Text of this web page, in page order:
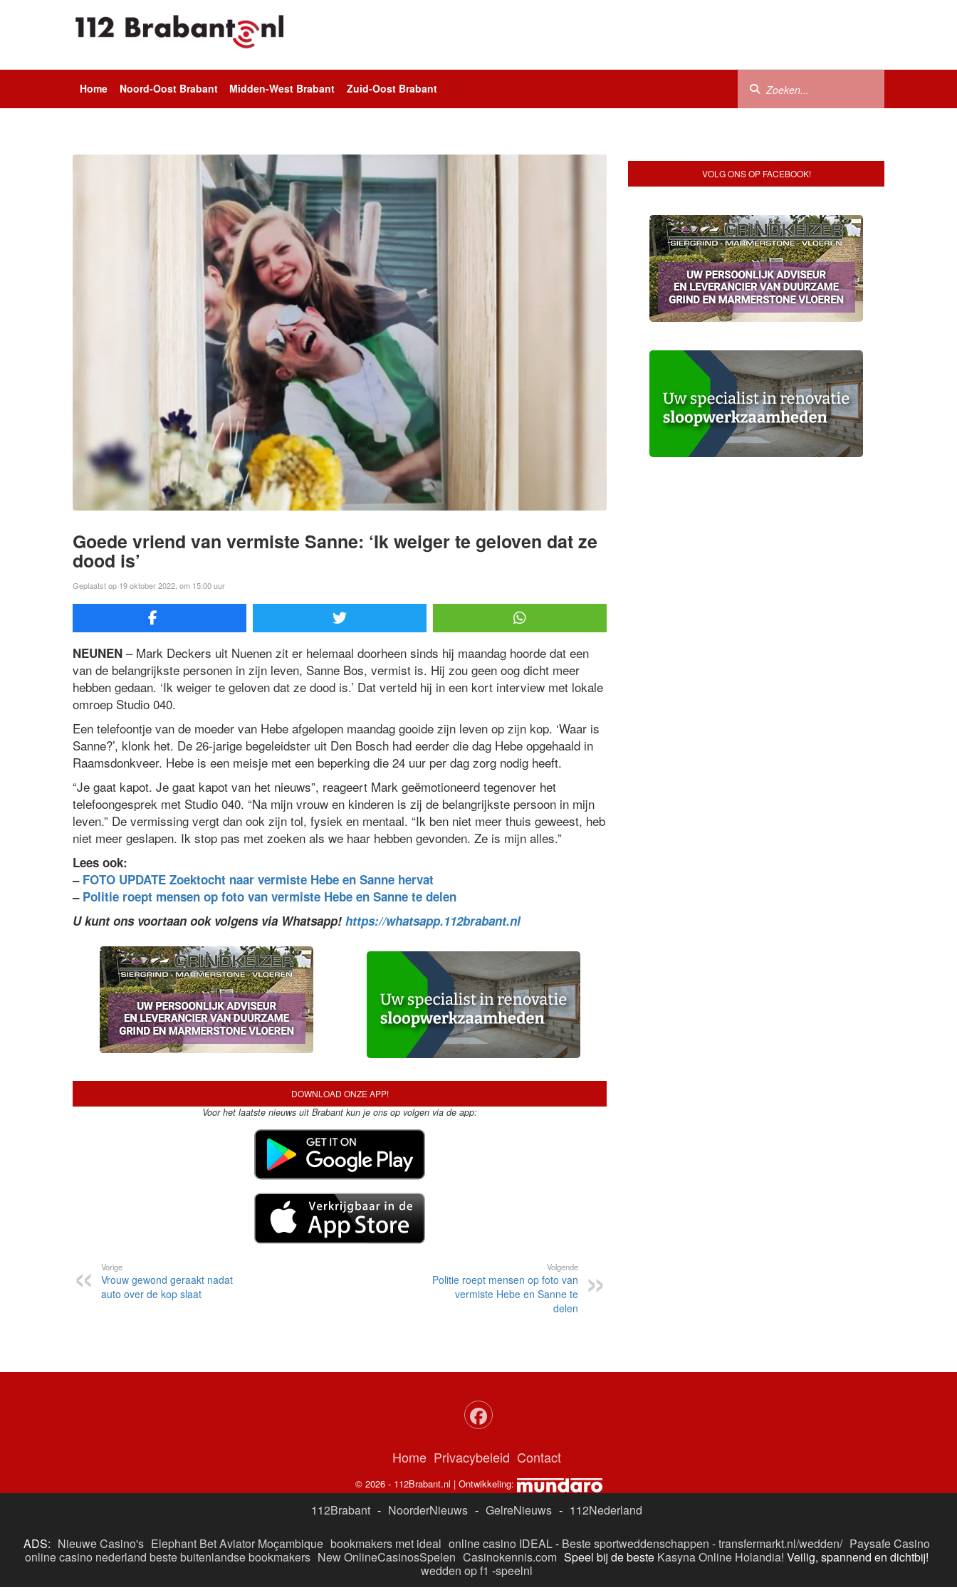
Home Noord-Oost Brabant Midden-West Brabant Zuid-Oost Brabant
Goede vriend van vermiste Sanne: ‘Ik weiger te geloven dat ze
dood is’
Geplaatst op 19 oktober 2022, om 15:00 uur
NEUNEN – Mark Deckers uit Nuenen zit er helemaal doorheen sinds hij maandag hoorde dat een
van de belangrijkste personen in zijn leven, Sanne Bos, vermist is. Hij zou geen oog dicht meer
hebben gedaan. ‘Ik weiger te geloven dat ze dood is.’ Dat verteld hij in een kort interview met lokale
omroep Studio 040.
Een telefoontje van de moeder van Hebe afgelopen maandag gooide zijn leven op zijn kop. ‘Waar is
Sanne?’, klonk het. De 26-jarige begeleidster uit Den Bosch had eerder die dag Hebe opgehaald in
Raamsdonkveer. Hebe is een meisje met een beperking die 24 uur per dag zorg nodig heeft.
“Je gaat kapot. Je gaat kapot van het nieuws”, reageert Mark geëmotioneerd tegenover het
telefoongesprek met Studio 040. “Na mijn vrouw en kinderen is zij de belangrijkste persoon in mijn
leven.” De vermissing vergt dan ook zijn tol, fysiek en mentaal. “Ik ben niet meer thuis geweest, heb
niet meer geslapen. Ik stop pas met zoeken als we haar hebben gevonden. Ze is mijn alles.”
Lees ook:
– FOTO UPDATE Zoektocht naar vermiste Hebe en Sanne hervat
– Politie roept mensen op foto van vermiste Hebe en Sanne te delen
U kunt ons voortaan ook volgens via Whatsapp! https://whatsapp.112brabant.nl
DOWNLOAD ONZE APP!
Voor het laatste nieuws uit Brabant kun je ons op volgen via de app:
Vorige
Vrouw gewond geraakt nadat
auto over de kop slaat
Volgende
Politie roept mensen op foto van
vermiste Hebe en Sanne te
delen
VOLG ONS OP FACEBOOK!
Home Privacybeleid Contact
© 2026 - 112Brabant.nl | Ontwikkeling:
112Brabant - NoorderNieuws - GelreNieuws - 112Nederland
ADS: Nieuwe Casino's Elephant Bet Aviator Moçambique bookmakers met ideal online casino IDEAL- Beste sportweddenschappen - transfermarkt.nl/wedden/ Paysafe Casino
online casino nederland beste buitenlandse bookmakers New OnlineCasinosSpelen Casinokennis.com Speel bij de beste Kasyna Online Holandia! Veilig, spannend en dichtbij!
wedden op f1 -speelnl